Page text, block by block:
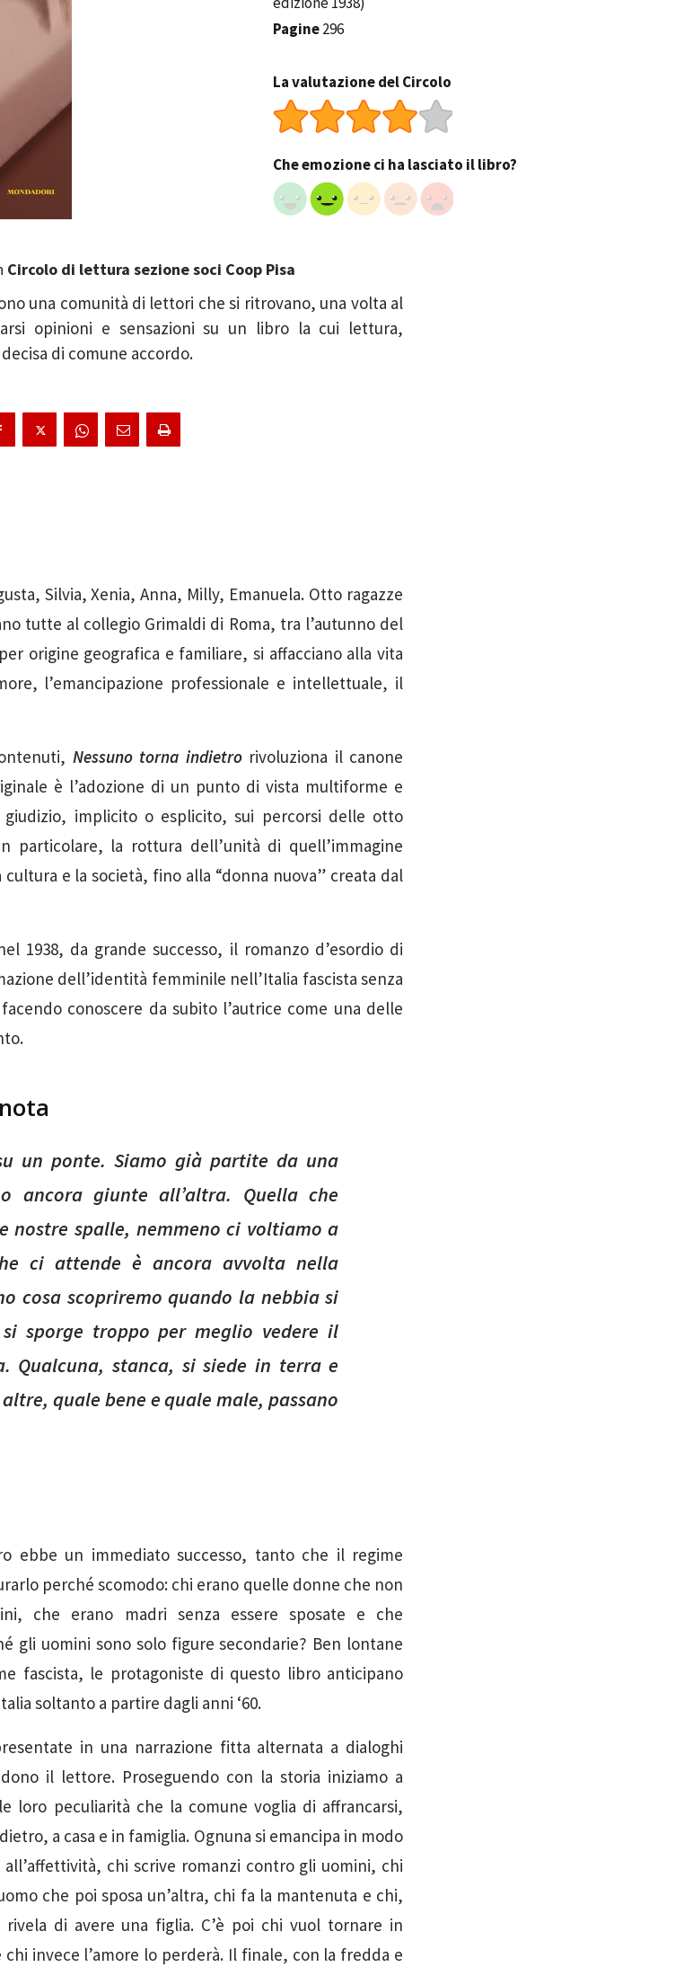
Pagine296
La valutazione del Circolo
Che emozione ci ha lasciato il libro?
Circolo di lettura sezione soci Coop Pisa
una comunità di lettori che si ritrovano, una volta al
opinioni e sensazioni su un libro la cui lettura,
di comune accordo.
Silvia, Xenia, Anna, Milly, Emanuela. Otto ragazze
tutte al collegio Grimaldi di Roma, tra l’autunno del
origine geografica e familiare, si affacciano alla vita
l’emancipazione professionale e intellettuale, il
Nessuno torna indietrorivoluziona il canone
è l’adozione di un punto di vista multiforme e
implicito o esplicito, sui percorsi delle otto
particolare, la rottura dell’unità di quell’immagine
e la società, fino alla “donna nuova” creata dal
1938, da grande successo, il romanzo d’esordio di
dell’identità femminile nell’Italia fascista senza
conoscere da subito l’autrice come una delle
un ponte. Siamo già partite da una
ancora giunte all’altra. Quella che
nostre spalle, nemmeno ci voltiamo a
ci attende è ancora avvolta nella
cosa scopriremo quando la nebbia si
si sporge troppo per meglio vedere il
Qualcuna, stanca, si siede in terra e
quale bene e quale male, passano
ebbe un immediato successo, tanto che il regime
perché scomodo: chi erano quelle donne che non
che erano madri senza essere sposate e che
gli uomini sono solo figure secondarie? Ben lontane
fascista, le protagoniste di questo libro anticipano
soltanto a partire dagli anni ‘60.
in una narrazione fitta alternata a dialoghi
il lettore. Proseguendo con la storia iniziamo a
loro peculiarità che la comune voglia di affrancarsi,
a casa e in famiglia. Ognuna si emancipa in modo
chi scrive romanzi contro gli uomini, chi
che poi sposa un’altra, chi fa la mantenuta e chi,
di avere una figlia. C’è poi chi vuol tornare in
chi invece l’amore lo perderà. Il finale, con la fredda e